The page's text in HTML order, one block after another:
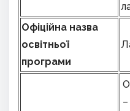
Офіційна назва
освітньої
програми